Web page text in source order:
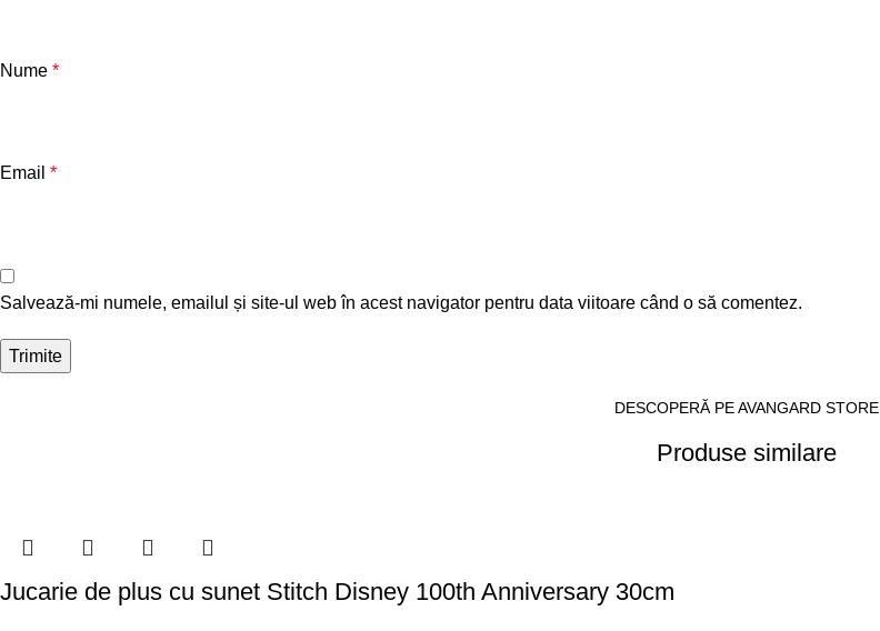
Nume *
Email *
Salvează-mi numele, emailul și site-ul web în acest navigator pentru data viitoare când o să comentez.
DESCOPERĂ PE AVANGARD STORE
Produse similare
Jucarie de plus cu sunet Stitch Disney 100th Anniversary 30cm